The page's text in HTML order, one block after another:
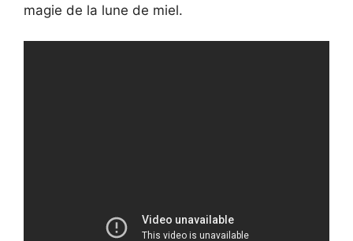
magie de la lune de miel.